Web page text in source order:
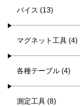
バイス (13)
マグネット工具 (4)
各種テーブル (4)
測定工具 (8)